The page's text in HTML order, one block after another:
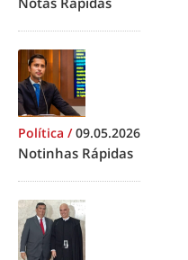
Política /09.05.2026
Notinhas Rápidas